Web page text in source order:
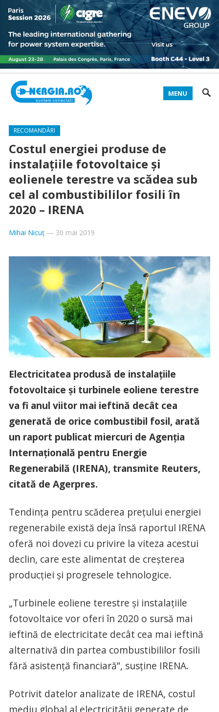
MENU
RECOMANDĂRI
Costul energiei produse de
instalaţiile fotovoltaice şi
eolienele terestre va scădea sub
cel al combustibililor fosili în
2020 – IRENA
Mihai Nicuț— 30 mai 2019
Electricitatea produsă de instalaţiile
fotovoltaice şi turbinele eoliene terestre
va fi anul viitor mai ieftină decât cea
generată de orice combustibil fosil, arată
un raport publicat miercuri de Agenţia
Internaţională pentru Energie
Regenerabilă (IRENA), transmite Reuters,
citată de Agerpres.
Tendinţa pentru scăderea preţului energiei
regenerabile există deja însă raportul IRENA
oferă noi dovezi cu privire la viteza acestui
declin, care este alimentat de creşterea
producţiei şi progresele tehnologice.
„Turbinele eoliene terestre şi instalaţiile
fotovoltaice vor oferi în 2020 o sursă mai
ieftină de electricitate decât cea mai ieftină
alternativă din partea combustibililor fosili
fără asistenţă financiară”, susţine IRENA.
Potrivit datelor analizate de IRENA, costul